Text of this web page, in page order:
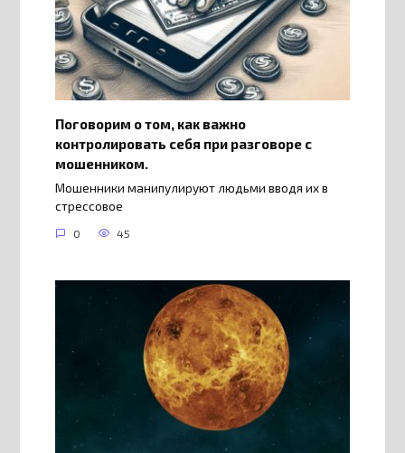
Поговорим о том, как важно
контролировать себя при разговоре с
мошенником.
Мошенники манипулируют людьми вводя их в
стрессовое
0 45